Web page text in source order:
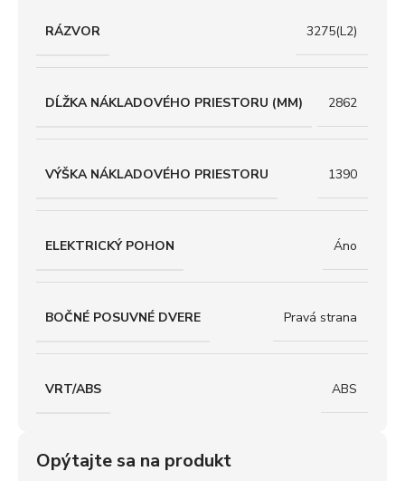
RÁZVOR 3275(L2)
DĹŽKA NÁKLADOVÉHO PRIESTORU (MM) 2862
VÝŠKA NÁKLADOVÉHO PRIESTORU 1390
ELEKTRICKÝ POHON Áno
BOČNÉ POSUVNÉ DVERE Pravá strana
VRT/ABS ABS
Opýtajte sa na produkt